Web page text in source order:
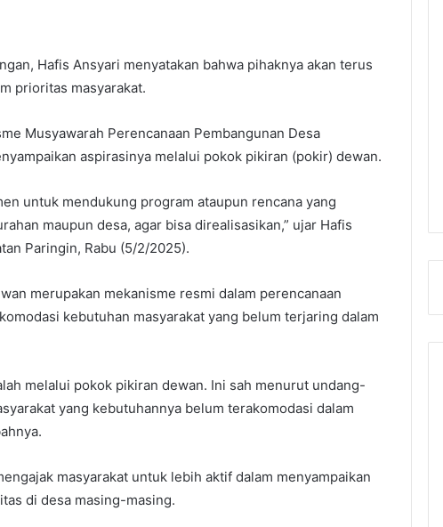
Hafis Ansyari menyatakan bahwa pihaknya akan terus
prioritas masyarakat.
Musyawarah Perencanaan Pembangunan Desa
aspirasinya melalui pokok pikiran (pokir) dewan.
untuk mendukung program ataupun rencana yang
maupun desa, agar bisa direalisasikan,” ujar Hafis
Paringin, Rabu (5/2/2025).
merupakan mekanisme resmi dalam perencanaan
kebutuhan masyarakat yang belum terjaring dalam
melalui pokok pikiran dewan. Ini sah menurut undang-
yang kebutuhannya belum terakomodasi dalam
masyarakat untuk lebih aktif dalam menyampaikan
di desa masing-masing.